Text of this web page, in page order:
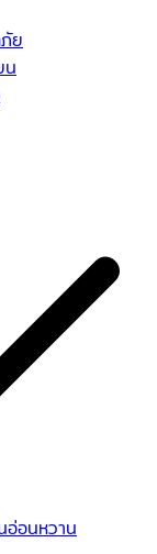
ย
น
อ่อนหวาน